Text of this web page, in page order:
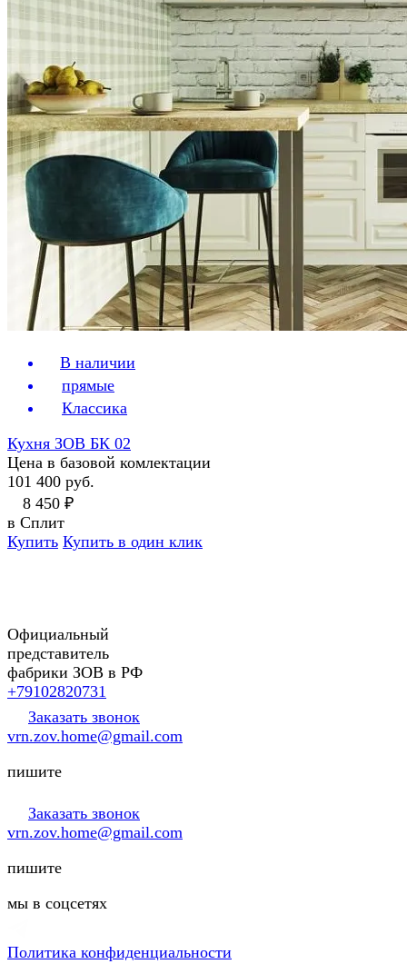
В наличии
прямые
Классика
Кухня ЗОВ БК 02
Цена в базовой комлектации
101 400 руб.
8 450 ₽
в Сплит
Купить Купить в один клик
Официальный
представитель
фабрики ЗОВ в РФ
+79102820731
Заказать звонок
vrn.zov.home@gmail.com
пишите
Заказать звонок
vrn.zov.home@gmail.com
пишите
мы в соцсетях
Политика конфиденциальности